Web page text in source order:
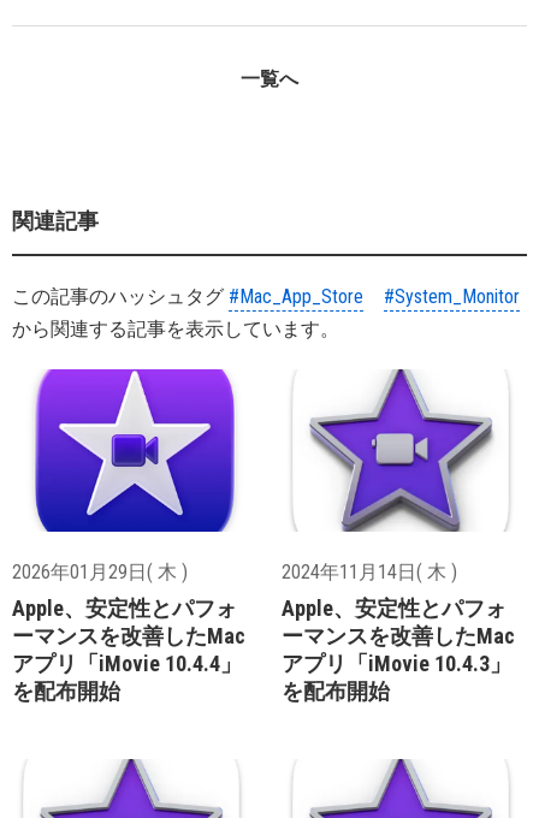
一覧へ
関連記事
この記事のハッシュタグ #Mac_App_Store
#System_Monitor
から関連する記事を表示しています。
2026年01月29日( 木 )
Apple、安定性とパフォ
ーマンスを改善したMac
アプリ「iMovie 10.4.4」
を配布開始
2024年11月14日( 木 )
Apple、安定性とパフォ
ーマンスを改善したMac
アプリ「iMovie 10.4.3」
を配布開始